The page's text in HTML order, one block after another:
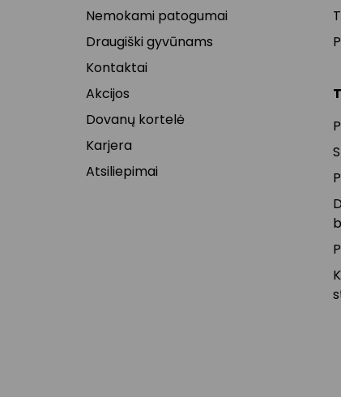
Nemokami patogumai
Draugiški gyvūnams
Kontaktai
Akcijos
Dovanų kortelė
Karjera
Atsiliepimai